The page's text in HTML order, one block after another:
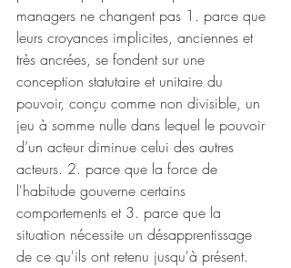
managers ne changent pas 1. parce que
leurs croyances implicites, anciennes et
très ancrées, se fondent sur une
conception statutaire et unitaire du
pouvoir, conçu comme non divisible, un
jeu à somme nulle dans lequel le pouvoir
d’un acteur diminue celui des autres
acteurs. 2. parce que la force de
l'habitude gouverne certains
comportements et 3. parce que la
situation nécessite un désapprentissage
de ce qu'ils ont retenu jusqu'à présent.